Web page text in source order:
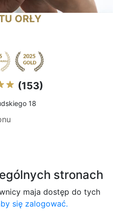
ORŁY
(153)
18
stronach
maja dostęp do tych
się zalogować.